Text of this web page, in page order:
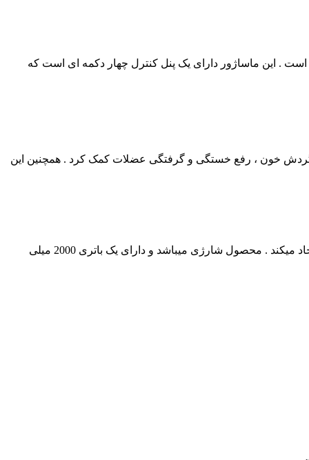
محصول حدود 1 کیلوگرم میباشد و به راحتی قابل حمل است . این ماساژور دارای یک پنل کنترل چهار دکمه ای است که
گردش خون ، رفع خستگی و گرفتگی عضلات کمک کرد . همچنین این
این محصول به وسیله 6 بازو متحرک که در دو جهت ساعتگرد و پاد ساعتگرد قابل چرخش است تجربه ای دلچسب از ماساژ را برای کاربر ایجاد میکند . محصول شارژی میباشد و دارای یک باتری 2000 میلی